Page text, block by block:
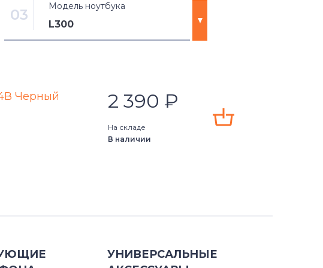
03 Модель ноутбука
L300
3 Chrome-14
Черный
2 390 ₽
На складе
В наличии
УНИВЕРСАЛЬНЫЕ